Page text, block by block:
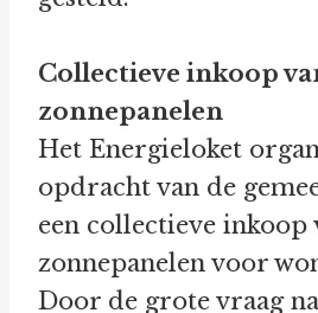
Collectieve inkoop
zonnepanelen
Het Energieloket
opdracht van de
een collectieve inkoop
zonnepanelen voor
Door de grote vraag